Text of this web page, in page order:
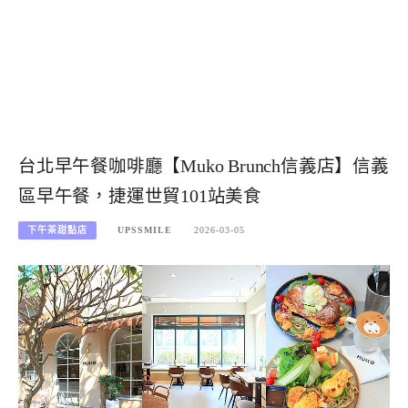
台北早午餐咖啡廳【Muko Brunch信義店】信義
區早午餐，捷運世貿101站美食
下午茶甜點店 UPSSMILE 2026-03-05